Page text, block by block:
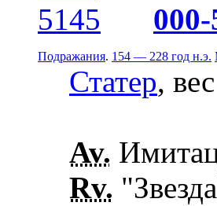
Подражания. 154 — 228 год н.э.
Статер,
Av.
Rv.